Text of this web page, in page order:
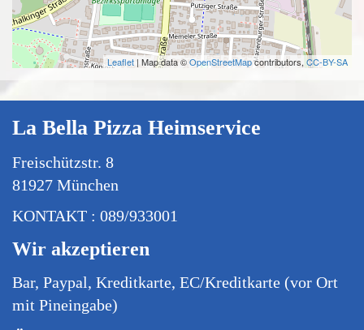
Leaflet | Map data ©OpenStreetMapcontributors, CC-BY-SA
La Bella Pizza Heimservice
Freischützstr. 8
81927 München
KONTAKT : 089/933001
Wir akzeptieren
Bar, Paypal, Kreditkarte, EC/Kreditkarte (vor Ort
mit Pineingabe)